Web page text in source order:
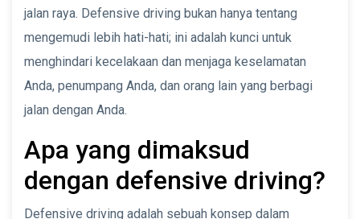
jalan raya. Defensive driving bukan hanya tentang
mengemudi lebih hati-hati; ini adalah kunci untuk
menghindari kecelakaan dan menjaga keselamatan
Anda, penumpang Anda, dan orang lain yang berbagi
jalan dengan Anda.
Apa yang dimaksud
dengan defensive driving?
Defensive driving adalah sebuah konsep dalam